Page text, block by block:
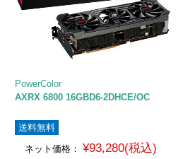
PowerColor
AXRX 6800 16GBD6-2DHCE/OC
送料無料
ネット価格：
¥93,280(税込)